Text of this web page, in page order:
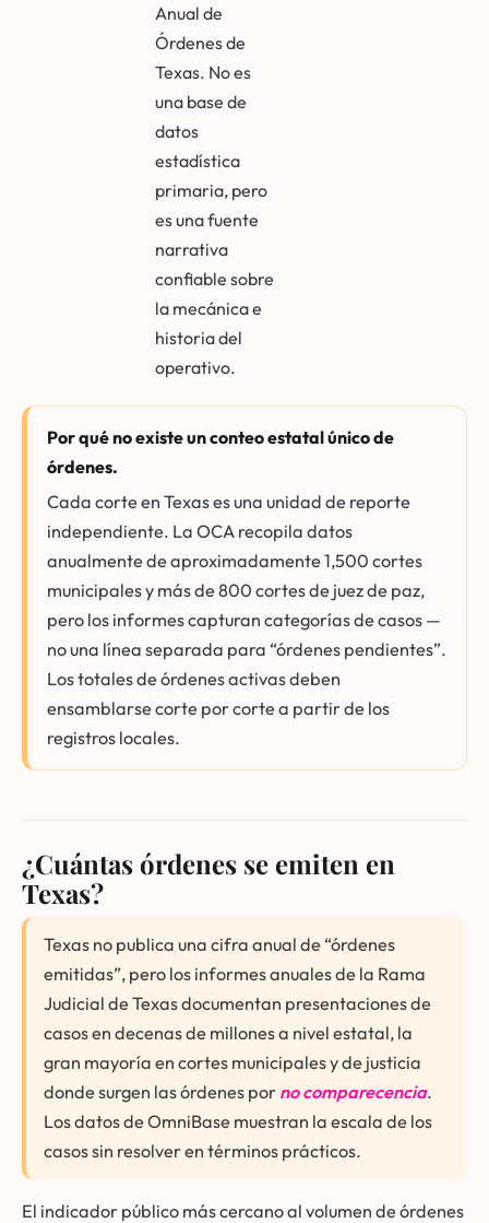
Anual de
Órdenes de
Texas. No es
una base de
datos
estadística
primaria, pero
es una fuente
narrativa
confiable sobre
la mecánica e
historia del
operativo.
Por qué no existe un conteo estatal único de
órdenes.
Cada corte en Texas es una unidad de reporte
independiente. La OCA recopila datos
anualmente de aproximadamente 1,500 cortes
municipales y más de 800 cortes de juez de paz,
pero los informes capturan categorías de casos —
no una línea separada para “órdenes pendientes”.
Los totales de órdenes activas deben
ensamblarse corte por corte a partir de los
registros locales.
¿Cuántas órdenes se emiten en
Texas?
Texas no publica una cifra anual de “órdenes
emitidas”, pero los informes anuales de la Rama
Judicial de Texas documentan presentaciones de
casos en decenas de millones a nivel estatal, la
gran mayoría en cortes municipales y de justicia
donde surgen las órdenes por no comparecencia.
Los datos de OmniBase muestran la escala de los
casos sin resolver en términos prácticos.
El indicador público más cercano al volumen de órdenes